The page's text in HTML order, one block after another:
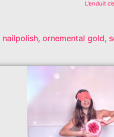
L’enduit
nailpolish, ornemental gold,